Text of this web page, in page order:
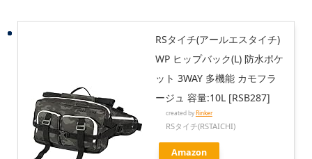
RSタイチ(アールエスタイチ)
WP ヒップバック(L) 防水ポケ
ット 3WAY 多機能 カモフラ
ージュ 容量:10L [RSB287]
created byRinker
RSタイチ(RSTAICHI)
Amazon